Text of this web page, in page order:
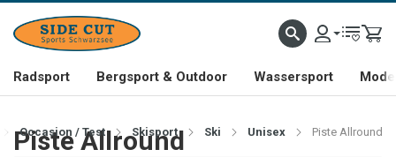
Radsport Bergsport & Outdoor Wassersport
Occasion / Test Skisport Ski Unisex Piste Allround
Piste Allround